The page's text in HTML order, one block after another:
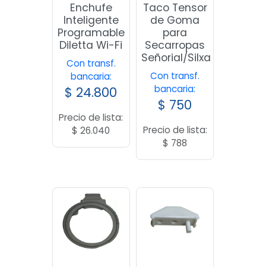
Enchufe
Inteligente
Programable
Diletta Wi-Fi
Con transf.
bancaria:
$ 24.800
Precio de lista:
$ 26.040
Taco Tensor
de Goma
para
Secarropas
Señorial/Silxa
Con transf.
bancaria:
$ 750
Precio de lista:
$ 788